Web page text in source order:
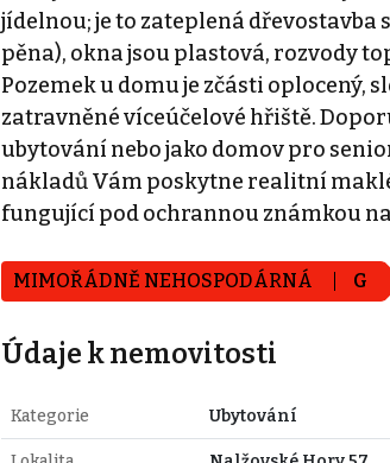
jídelnou; je to zateplená
pěna), okna jsou plastová, rozvody
Pozemek u domu je zčásti oplocený,
zatravněné víceúčelové hřiště.
ubytování nebo jako domov pro
nákladů Vám poskytne realitní
fungující pod ochrannou známkou
MIMOŘÁDNĚ NEHOSPODÁRNÁ G
Údaje k nemovitosti
Kategorie Ubytování